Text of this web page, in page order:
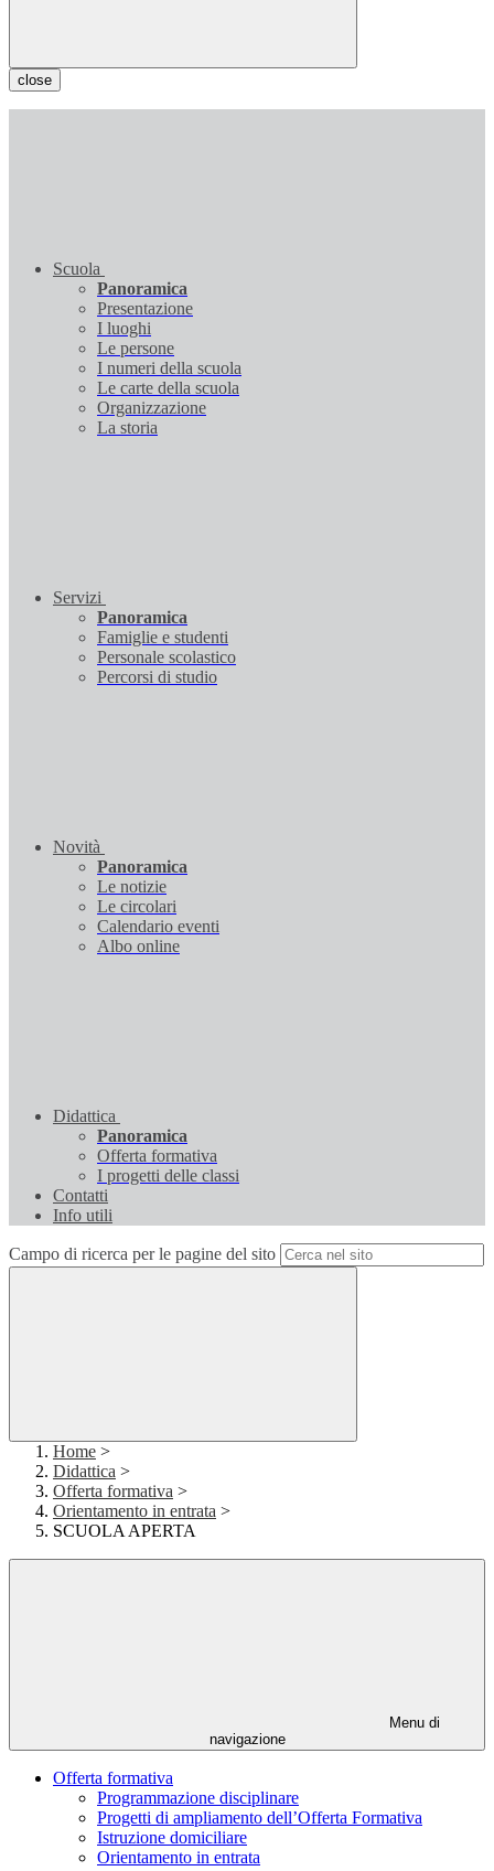
close
Scuola
Panoramica
Presentazione
I luoghi
Le persone
I numeri della scuola
Le carte della scuola
Organizzazione
La storia
Servizi
Panoramica
Famiglie e studenti
Personale scolastico
Percorsi di studio
Novità
Panoramica
Le notizie
Le circolari
Calendario eventi
Albo online
Didattica
Panoramica
Offerta formativa
I progetti delle classi
Contatti
Info utili
Campo di ricerca per le pagine del sito
Home >
Didattica >
Offerta formativa >
Orientamento in entrata >
SCUOLA APERTA
Menu di
navigazione
Offerta formativa
Programmazione disciplinare
Progetti di ampliamento dell’Offerta Formativa
Istruzione domiciliare
Orientamento in entrata